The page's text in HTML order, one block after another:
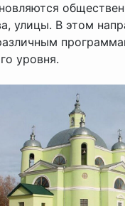
улицы. В этом
уровня.